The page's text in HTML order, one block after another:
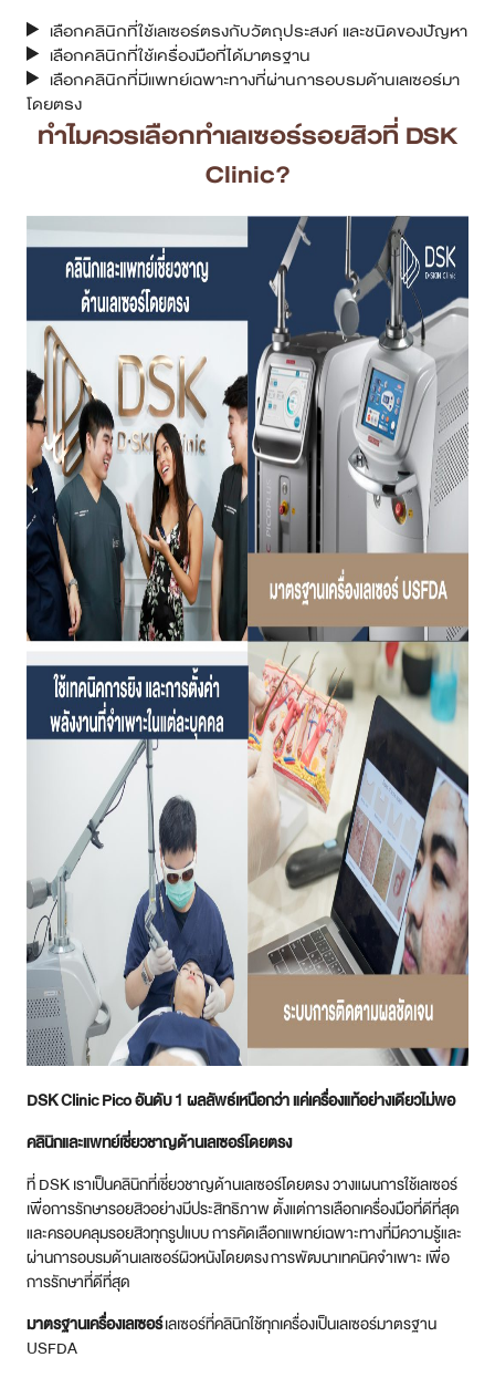
เลือกคลินิกที่ใช้เลเซอร์ตรงกับวัตถุประสงค์ และชนิดของปัญหา
เลือกคลินิกที่ใช้เครื่องมือที่ได้มาตรฐาน
เลือกคลินิกที่มีแพทย์เฉพาะทางที่ผ่านการอบรมด้านเลเซอร์มา
โดยตรง
ทำไมควรเลือกทำเลเซอร์รอยสิวที่ DSK
Clinic?
DSK Clinic Pico อันดับ 1 ผลลัพธ์เหนือกว่าแค่เครื่องแท้อย่างเดียวไม่พอ
คลินิกและแพทย์เชี่ยวชาญด้านเลเซอร์โดยตรง
ที่ DSK เราเป็นคลินิกที่เชี่ยวชาญด้านเลเซอร์โดยตรง วางแผนการใช้เลเซอร์
เพื่อการรักษารอยสิวอย่างมีประสิทธิภาพ ตั้งแต่การเลือกเครื่องมือที่ดีที่สุด
และครอบคลุมรอยสิวทุกรูปแบบ การคัดเลือกแพทย์เฉพาะทางที่มีความรู้และ
ผ่านการอบรมด้านเลเซอร์ผิวหนังโดยตรง การพัฒนาเทคนิคจำเพาะ เพื่อ
การรักษาที่ดีที่สุด
มาตรฐานเครื่องเลเซอร์เลเซอร์ที่คลินิกใช้ทุกเครื่องเป็นเลเซอร์มาตรฐาน
USFDA